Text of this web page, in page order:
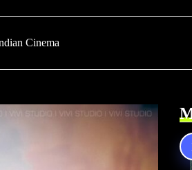
Cinema